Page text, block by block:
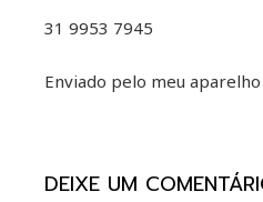
31 9953 7945
Enviado pelo meu
DEIXE UM